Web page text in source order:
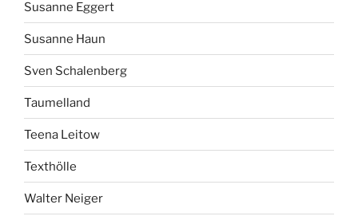
Susanne Eggert
Susanne Haun
Sven Schalenberg
Taumelland
Teena Leitow
Texthölle
Walter Neiger